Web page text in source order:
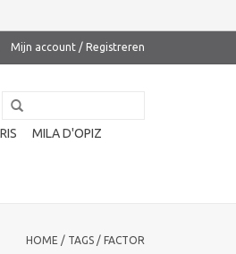
Mijn account / Registreren
MILA D'OPIZ
HOME / TAGS / FACTOR